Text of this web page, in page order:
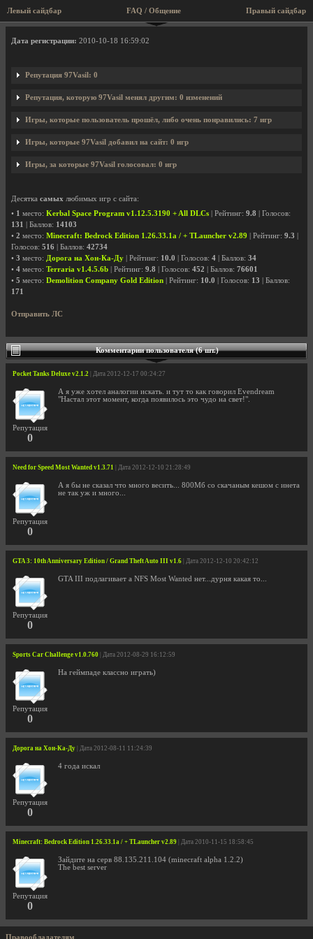
Левый сайдбар Правый сайдбар
FAQ / Общение
Профиль пользователя 97Vasil
Дата регистрации: 2010-10-18 16:59:02
Репутация 97Vasil: 0
Репутация, которую 97Vasil менял другим: 0 изменений
Игры, которые пользователь прошёл, либо очень понравились: 7 игр
Игры, которые 97Vasil добавил на сайт: 0 игр
Игры, за которые 97Vasil голосовал: 0 игр
Десятка самых любимых игр с сайта:
• 1 место: Kerbal Space Program v1.12.5.3190 + All DLCs | Рейтинг: 9.8 | Голосов:
131
| Баллов: 14103
• 2 место: Minecraft: Bedrock Edition 1.26.33.1a / + TLauncher v2.89 | Рейтинг: 9.3
Голосов: 516 | Баллов: 42734
• 3 место: Дорога на Хон-Ка-Ду | Рейтинг: 10.0 | Голосов: 4 | Баллов: 34
• 4 место: Terraria v1.4.5.6b | Рейтинг: 9.8 | Голосов: 452 | Баллов: 76601
• 5 место: Demolition Company Gold Edition | Рейтинг: 10.0 | Голосов: 13 | Баллов:
171
Отправить ЛС
Комментарии пользователя (6 шт.)
Pocket Tanks Deluxe v2.1.2 | Дата 2012-12-17 00:24:27
Репутация
0
А я уже хотел аналогии искать. и тут то как говорил Evendream
"Настал этот момент, когда появилось это чудо на свет!".
Need for Speed Most Wanted v1.3.71 | Дата 2012-12-10 21:28:49
Репутация
0
А я бы не сказал что много весить... 800Мб со скачаным кешом с инета
не так уж и много...
GTA 3: 10th Anniversary Edition / Grand Theft Auto III v1.6 | Дата 2012-12-10 20:42:12
Репутация
0
GTA III подлагивает а NFS Most Wanted нет...дурня какая то...
Sports Car Challenge v1.0.760 | Дата 2012-08-29 16:12:59
Репутация
0
На геймпаде классно играть)
Дорога на Хон-Ка-Ду | Дата 2012-08-11 11:24:39
Репутация
0
4 года искал
Minecraft: Bedrock Edition 1.26.33.1a / + TLauncher v2.89 | Дата 2010-11-15 18:58:45
Репутация
0
Зайдите на серв 88.135.211.104 (minecraft alpha 1.2.2)
The best server
Правообладателям